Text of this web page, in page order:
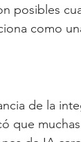
posibles
como
de la
que